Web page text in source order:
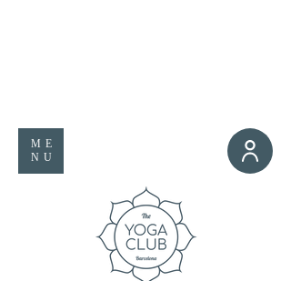
ME
NU